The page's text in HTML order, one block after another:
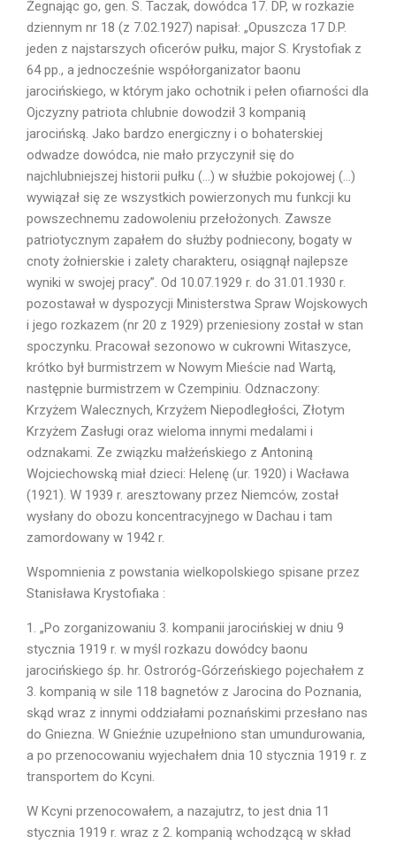
Żegnając go, gen. S. Taczak, dowódca 17. DP, w rozkazie
dziennym nr 18 (z 7.02.1927) napisał: „Opuszcza 17 D.P.
jeden z najstarszych oficerów pułku, major S. Krystofiak z
64 pp., a jednocześnie współorganizator baonu
jarocińskiego, w którym jako ochotnik i pełen ofiarności dla
Ojczyzny patriota chlubnie dowodził 3 kompanią
jarocińską. Jako bardzo energiczny i o bohaterskiej
odwadze dowódca, nie mało przyczynił się do
najchlubniejszej historii pułku (…) w służbie pokojowej (…)
wywiązał się ze wszystkich powierzonych mu funkcji ku
powszechnemu zadowoleniu przełożonych. Zawsze
patriotycznym zapałem do służby podniecony, bogaty w
cnoty żołnierskie i zalety charakteru, osiągnął najlepsze
wyniki w swojej pracy”. Od 10.07.1929 r. do 31.01.1930 r.
pozostawał w dyspozycji Ministerstwa Spraw Wojskowych
i jego rozkazem (nr 20 z 1929) przeniesiony został w stan
spoczynku. Pracował sezonowo w cukrowni Witaszyce,
krótko był burmistrzem w Nowym Mieście nad Wartą,
następnie burmistrzem w Czempiniu. Odznaczony:
Krzyżem Walecznych, Krzyżem Niepodległości, Złotym
Krzyżem Zasługi oraz wieloma innymi medalami i
odznakami. Ze związku małżeńskiego z Antoniną
Wojciechowską miał dzieci: Helenę (ur. 1920) i Wacława
(1921). W 1939 r. aresztowany przez Niemców, został
wysłany do obozu koncentracyjnego w Dachau i tam
zamordowany w 1942 r.
Wspomnienia z powstania wielkopolskiego spisane przez
Stanisława Krystofiaka :
1. „Po zorganizowaniu 3. kompanii jarocińskiej w dniu 9
stycznia 1919 r. w myśl rozkazu dowódcy baonu
jarocińskiego śp. hr. Ostroróg-Górzeńskiego pojechałem z
3. kompanią w sile 118 bagnetów z Jarocina do Poznania,
skąd wraz z innymi oddziałami poznańskimi przesłano nas
do Gniezna. W Gnieźnie uzupełniono stan umundurowania,
a po przenocowaniu wyjechałem dnia 10 stycznia 1919 r. z
transportem do Kcyni.
W Kcyni przenocowałem, a nazajutrz, to jest dnia 11
stycznia 1919 r. wraz z 2. kompanią wchodzącą w skład